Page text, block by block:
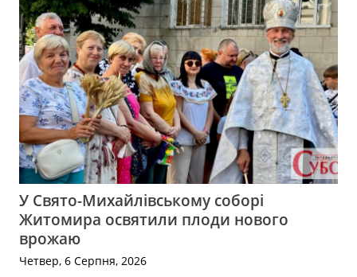
У Свято-Михайлівському соборі
Житомира освятили плоди нового
врожаю
Четвер, 6 Серпня, 2026